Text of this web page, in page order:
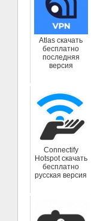
Atlas скачать
бесплатно
последняя
версия
Connectify
Hotspot скачать
бесплатно
русская версия